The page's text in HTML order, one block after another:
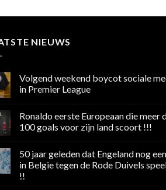
NIEUWS
Volgend weekend boycot sociale
in Premier League
op
Volgend
weekend
media
in
Premier
League
Ronaldo eerste Europeaan die meer
100 goals voor zijn land scoort !!!
op
Ronaldo
eerste
Europeaan
50 jaar geleden dat Engeland nog
in Belgie tegen de Rode Duivels
!!